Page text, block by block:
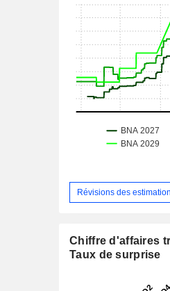
Révisions des
Chiffre d'affaires
Taux de surprise